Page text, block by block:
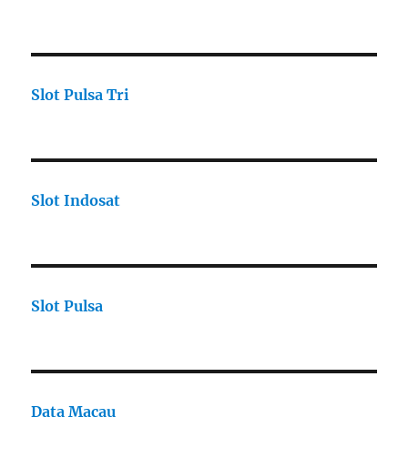
Slot Pulsa Tri
Slot Indosat
Slot Pulsa
Data Macau